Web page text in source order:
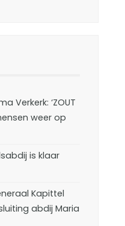
Verkerk: ‘ZOUT
weer op
is klaar
Kapittel
abdij Maria